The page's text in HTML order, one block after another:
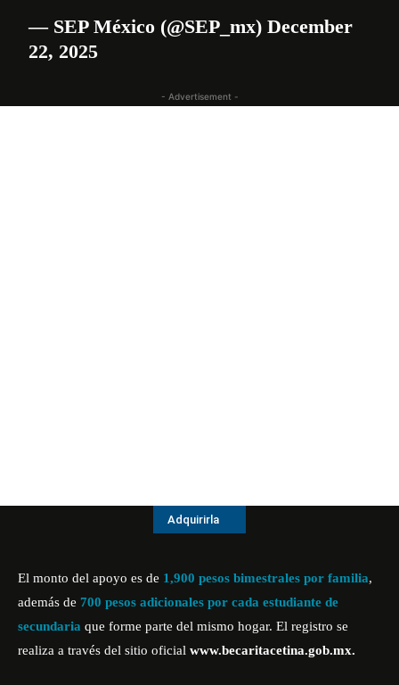
— SEP México (@SEP_mx)December
22, 2025
- Advertisement -
Adquirirla
El monto del apoyo es de 1,900 pesos bimestrales por familia,
además de 700 pesos adicionales por cada estudiante de
secundaria que forme parte del mismo hogar. El registro se
realiza a través del sitio oficial www.becaritacetina.gob.mx.